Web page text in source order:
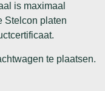
is maximaal
Stelcon platen
te plaatsen.